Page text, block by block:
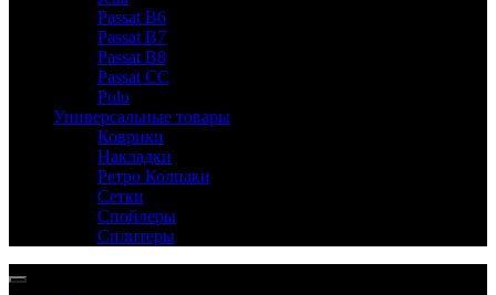
Passat B6
Passat B7
Passat B8
Passat CC
Polo
Универсальные товары
Коврики
Накладки
Ретро Колпаки
Сетки
Спойлеры
Сплитеры